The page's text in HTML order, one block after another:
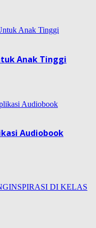
Anak Tinggi
Audiobook
DI KELAS